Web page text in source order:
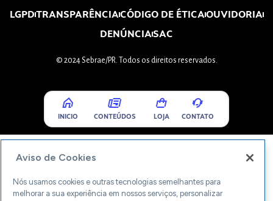
LGPDTRANSPARÊNCIACÓDIGO DE ÉTICAOUVIDORIA
DENÚNCIASAC
© 2024 Sebrae/PR. Todos os direitos reservados.
INICIO CONTEÚDOS LOJA CONTATO
Aviso de Cookies
Nós usamos cookies e outras tecnologias semelhantes para
melhorar a sua experiência em nossos serviços, personalizar